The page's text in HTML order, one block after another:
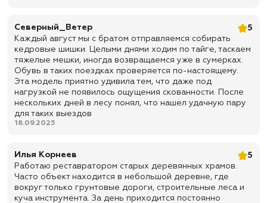
✅ Конструкция верха: натуральная кожа используется в зонах,
которые подвержены повышенным нагрузкам
✅ Подкладка: текстильный материал CAMBRELLE® / SUPER ROYAL
✅ Свойства подкладки: помогает отводить влагу от ног, быстро
сохнет и повышает комфорт при длительном ношении
✅ Подошва: двухслойная — полиуретан с резиновой накладкой
✅ Свойства подошвы: резиновая накладка придает подошве
✅ Подносок: усиленный, из термопластического материала
✅ Задник: жесткий, из термопластического материала
✅ Мембрана: без мембраны
Северный_Ветер
5
Каждый август мы с братом отправляемся собирать
кедровые шишки. Целыми днями ходим по тайге, таскаем
тяжелые мешки, иногда возвращаемся уже в сумерках.
Обувь в таких поездках проверяется по-настоящему.
Эта модель приятно удивила тем, что даже под
нагрузкой не появилось ощущения скованности. После
нескольких дней в лесу понял, что нашел удачную пару
для таких выездов
18.09.2025
Илья Корнеев
5
Работаю реставратором старых деревянных храмов.
Часто объект находится в небольшой деревне, где
вокруг только грунтовые дороги, строительные леса и
куча инструмента. За день приходится постоянно